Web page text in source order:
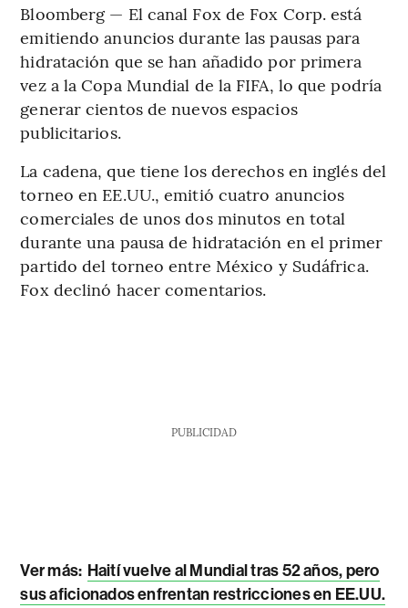
Bloomberg — El canal Fox de Fox Corp. está
emitiendo anuncios durante las pausas para
hidratación que se han añadido por primera
vez a la Copa Mundial de la FIFA, lo que podría
generar cientos de nuevos espacios
publicitarios.
La cadena, que tiene los derechos en inglés del
torneo en EE.UU., emitió cuatro anuncios
comerciales de unos dos minutos en total
durante una pausa de hidratación en el primer
partido del torneo entre México y Sudáfrica.
Fox declinó hacer comentarios.
PUBLICIDAD
Ver más: Haití vuelve al Mundial tras 52 años, pero
sus aficionados enfrentan restricciones en EE.UU.